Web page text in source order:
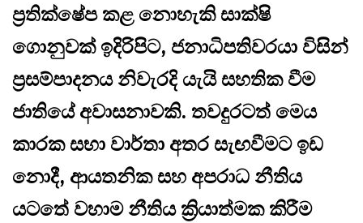
ප්‍රතික්ෂේප කළ නොහැකි සාක්ෂි
ගොනුවක් ඉදිරිපිට, ජනාධිපතිවරයා විසින්
ප්‍රසම්පාදනය නිවැරදි යැයි සහතික වීම
ජාතියේ අවාසනාවකි. තවදුරටත් මෙය
කාරක සභා වාර්තා අතර සැඟවීමට ඉඩ
නොදී, ආයතනික සහ අපරාධ නීතිය
යටතේ වහාම නීතිය ක්‍රියාත්මක කිරීම